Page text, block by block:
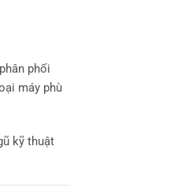
phối
máy phù
kỹ thuật